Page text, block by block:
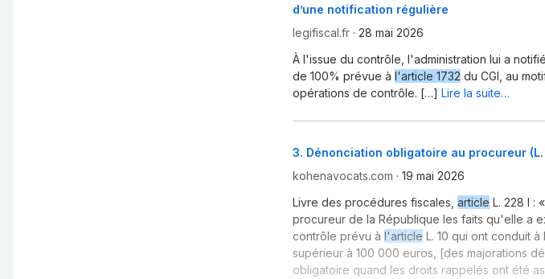
d’une notification régulière
legifiscal.fr · 28 mai 2026
À l'issue du contrôle, l'administration lui a
de 100% prévue à l'article 1732 du CGI, au
opérations de contrôle. […] Lire la suite…
3. Dénonciation obligatoire au procureur
kohenavocats.com · 19 mai 2026
Livre des procédures fiscales, article L. 228 I :
procureur de la République les faits qu'elle a
contrôle prévu à l'article L. 10 qui ont conduit
supérieur à 100 000 euros, [des majorations
obligatoire quand les droits rappelés ont été